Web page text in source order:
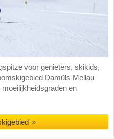
voor genieters, skikids,
Damüls-Mellau
en